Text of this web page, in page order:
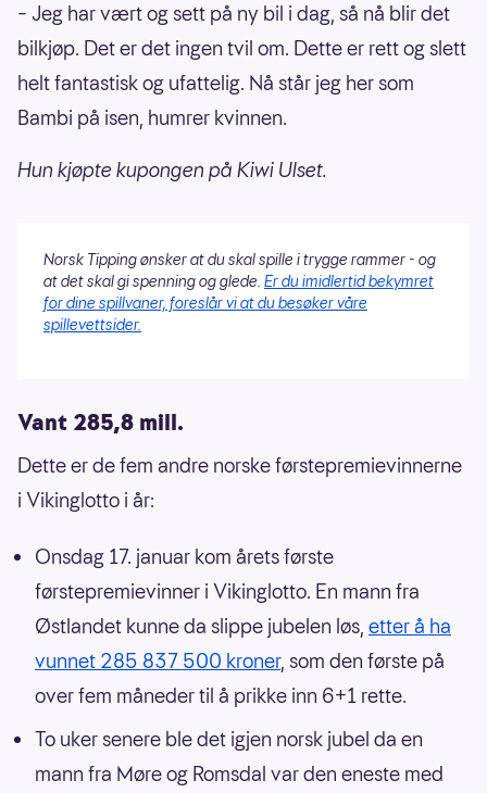
– Jeg har vært og sett på ny bil i dag, så nå blir det
bilkjøp. Det er det ingen tvil om. Dette er rett og slett
helt fantastisk og ufattelig. Nå står jeg her som
Bambi på isen, humrer kvinnen.
Hun kjøpte kupongen på Kiwi Ulset.
Norsk Tipping ønsker at du skal spille i trygge rammer - og
at det skal gi spenning og glede. Er du imidlertid bekymret
for dine spillvaner, foreslår vi at du besøker våre
spillevettsider.
Vant 285,8 mill.
Dette er de fem andre norske førstepremievinnerne
i Vikinglotto i år:
Onsdag 17. januar kom årets første
førstepremievinner i Vikinglotto. En mann fra
Østlandet kunne da slippe jubelen løs, etter å ha
vunnet 285 837 500 kroner, som den første på
over fem måneder til å prikke inn 6+1 rette.
To uker senere ble det igjen norsk jubel da en
mann fra Møre og Romsdal var den eneste med